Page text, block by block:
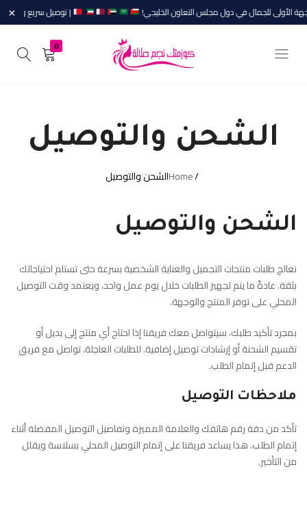
الأولى للجمال في دول مجلس التعاون الخليجي! | توصيل سريع وأفضل×
0
الشحن والتوصيل
Homeالشحن والتوصيل
الشحن والتوصيل
نعالج طلبات منتجات التجميل والعناية الشخصية بسرعة حتى تستلم احتياجاتك
بثقة. عادةً ما يتم تجهيز الطلبات خلال يوم عمل واحد، ويعتمد وقت التوصيل
المحلي على توفر المنتج والوجهة.
بمجرد تأكيد طلبك، سيتواصل معك فريقنا إذا احتاج أي منتج إلى بديل أو
تقسيم الشحنة أو إرشادات توصيل إضافية. للطلبات العاجلة، تواصل مع فريق
الدعم قبل إتمام الطلب.
ملاحظات التوصيل
تأكد من دقة رقم هاتفك والعلامة المميزة وتفاصيل التوصيل المفضلة أثناء
إتمام الطلب. هذا يساعد فريقنا على إتمام التوصيل المحلي بسلاسة ويقلل
من التأخير.